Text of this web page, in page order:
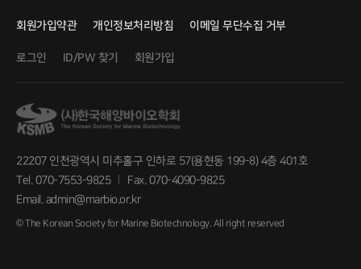
회원가입약관 개인정보처리방침 이메일 무단수집 거부
로그인 ID/PW 찾기 회원가입
22207 인천광역시 미추홀구 인하로 57(용현동 199-8) 4층 401호
Tel. 070-7553-9825
Fax. 070-4090-9825
Email. admin@marbio.or.kr
© The Korean Society for Marine Biotechnology. All right reserved